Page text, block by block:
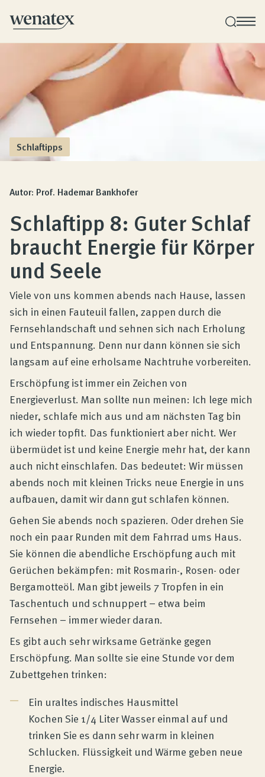
Wenatex Schlafberatung
Produktberatung zu Hause oder online!
Produkte
Qualität und Garantie
Kundenbewertungen
Produktberatung
Unternehmen
Kontakt
Magazin
Schlaftipps
Autor: Prof. Hademar Bankhofer
Schlaftipp 8: Guter Schlaf
braucht Energie für Körper
und Seele
Viele von uns kommen abends nach Hause, lassen
sich in einen Fauteuil fallen, zappen durch die
Fernsehlandschaft und sehnen sich nach Erholung
und Entspannung. Denn nur dann können sie sich
langsam auf eine erholsame Nachtruhe vorbereiten.
Erschöpfung ist immer ein Zeichen von
Energieverlust. Man sollte nun meinen: Ich lege mich
nieder, schlafe mich aus und am nächsten Tag bin
ich wieder topfit. Das funktioniert aber nicht. Wer
übermüdet ist und keine Energie mehr hat, der kann
auch nicht einschlafen. Das bedeutet: Wir müssen
abends noch mit kleinen Tricks neue Energie in uns
aufbauen, damit wir dann gut schlafen können.
Gehen Sie abends noch spazieren. Oder drehen Sie
noch ein paar Runden mit dem Fahrrad ums Haus.
Sie können die abendliche Erschöpfung auch mit
Gerüchen bekämpfen: mit Rosmarin-, Rosen- oder
Bergamotteöl. Man gibt jeweils 7 Tropfen in ein
Taschentuch und schnuppert – etwa beim
Fernsehen – immer wieder daran.
Es gibt auch sehr wirksame Getränke gegen
Erschöpfung. Man sollte sie eine Stunde vor dem
Zubettgehen trinken:
Ein uraltes indisches Hausmittel
Kochen Sie 1/4 Liter Wasser einmal auf und
trinken Sie es dann sehr warm in kleinen
Schlucken. Flüssigkeit und Wärme geben neue
Energie.